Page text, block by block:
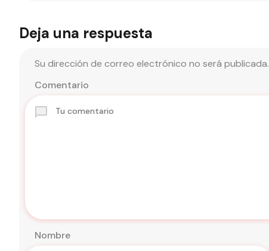
Deja una respuesta
Su dirección de correo electrónico no será publicada.
Comentario
Nombre